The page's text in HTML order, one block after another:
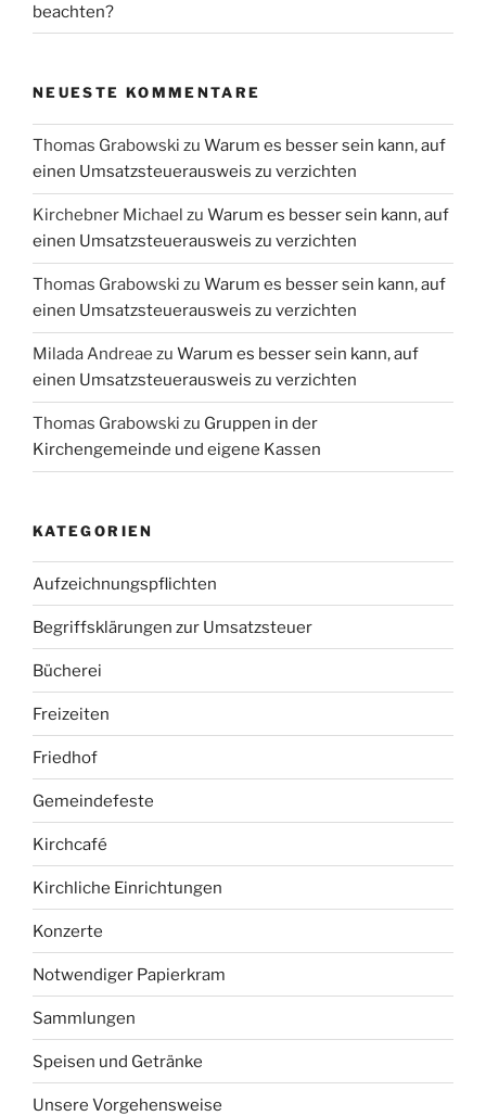
beachten?
NEUESTE KOMMENTARE
Thomas Grabowski zu Warum es besser sein kann, auf
einen Umsatzsteuerausweis zu verzichten
Kirchebner Michael zu Warum es besser sein kann, auf
einen Umsatzsteuerausweis zu verzichten
Thomas Grabowski zu Warum es besser sein kann, auf
einen Umsatzsteuerausweis zu verzichten
Milada Andreae zu Warum es besser sein kann, auf
einen Umsatzsteuerausweis zu verzichten
Thomas Grabowski zu Gruppen in der
Kirchengemeinde und eigene Kassen
KATEGORIEN
Aufzeichnungspflichten
Begriffsklärungen zur Umsatzsteuer
Bücherei
Freizeiten
Friedhof
Gemeindefeste
Kirchcafé
Kirchliche Einrichtungen
Konzerte
Notwendiger Papierkram
Sammlungen
Speisen und Getränke
Unsere Vorgehensweise